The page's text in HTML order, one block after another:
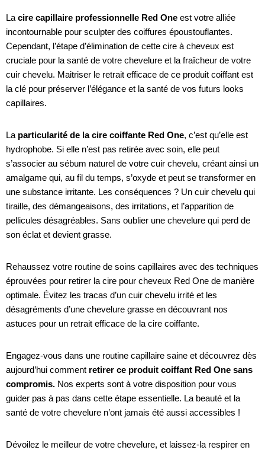
La cire capillaire professionnelle Red One est votre alliée
incontournable pour sculpter des coiffures époustouflantes.
Cependant, l’étape d’élimination de cette cire à cheveux est
cruciale pour la santé de votre chevelure et la fraîcheur de votre
cuir chevelu. Maitriser le retrait efficace de ce produit coiffant est
la clé pour préserver l’élégance et la santé de vos futurs looks
capillaires.
La particularité de la cire coiffante Red One, c’est qu’elle est
hydrophobe. Si elle n’est pas retirée avec soin, elle peut
s’associer au sébum naturel de votre cuir chevelu, créant ainsi un
amalgame qui, au fil du temps, s’oxyde et peut se transformer en
une substance irritante. Les conséquences ? Un cuir chevelu qui
tiraille, des démangeaisons, des irritations, et l’apparition de
pellicules désagréables. Sans oublier une chevelure qui perd de
son éclat et devient grasse.
Rehaussez votre routine de soins capillaires avec des techniques
éprouvées pour retirer la cire pour cheveux Red One de manière
optimale. Évitez les tracas d’un cuir chevelu irrité et les
désagréments d’une chevelure grasse en découvrant nos
astuces pour un retrait efficace de la cire coiffante.
Engagez-vous dans une routine capillaire saine et découvrez dès
aujourd’hui comment retirer ce produit coiffant Red One sans
compromis. Nos experts sont à votre disposition pour vous
guider pas à pas dans cette étape essentielle. La beauté et la
santé de votre chevelure n’ont jamais été aussi accessibles !
Dévoilez le meilleur de votre chevelure, et laissez-la respirer en